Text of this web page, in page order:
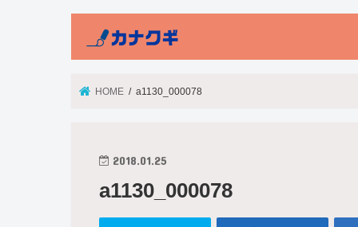
HOME a1130_000078
2018.01.25
a1130_000078